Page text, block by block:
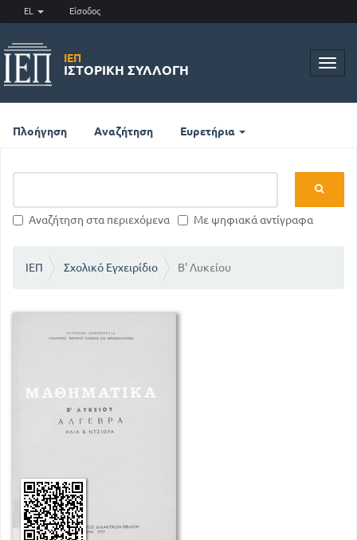
EL Είσοδος
ΙΕΠ
ΙΣΤΟΡΙΚΉ ΣΥΛΛΟΓΉ
Πλοήγηση Αναζήτηση Ευρετήρια
Αναζήτηση στα περιεχόμενα Με ψηφιακά αντίγραφα
ΙΕΠ Σχολικό Εγχειρίδιο Β' Λυκείου